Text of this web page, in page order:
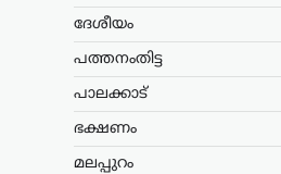
ദേശീയം
പത്തനംതിട്ട
പാലക്കാട്
ഭക്ഷണം
മലപ്പുറം
കേരളം,
അപകടം;
കണ്ടക്ടറും